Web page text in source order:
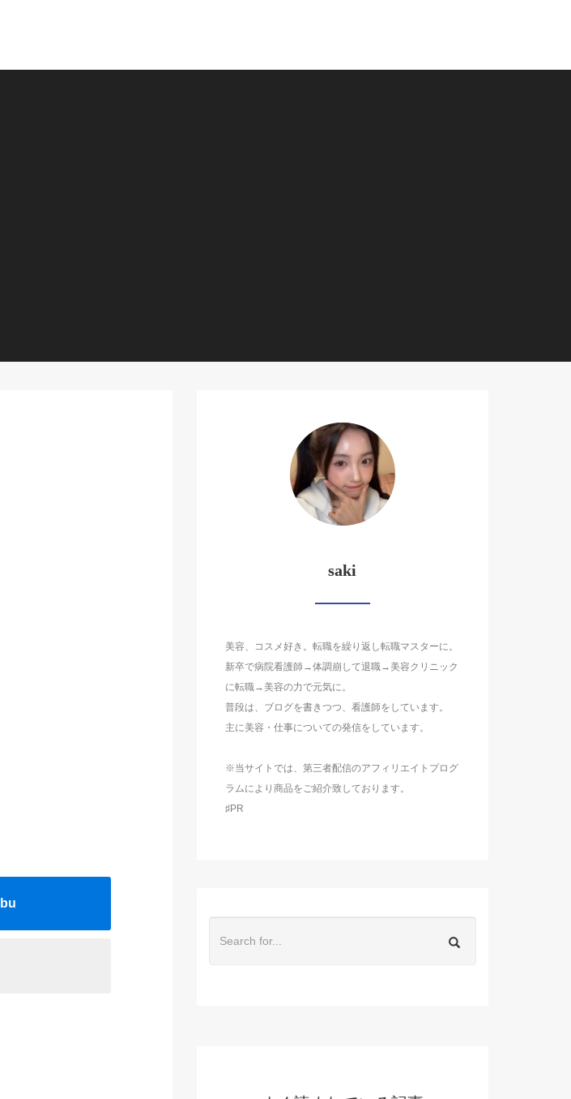
saki
美容、コスメ好き。転職を繰り返し転職マスターに。
新卒で病院看護師→体調崩して退職→美容クリニック
に転職→美容の力で元気に。
普段は、ブログを書きつつ、看護師をしています。
主に美容・仕事についての発信をしています。
※当サイトでは、第三者配信のアフィリエイトプログ
ラムにより商品をご紹介致しております。
♯PR